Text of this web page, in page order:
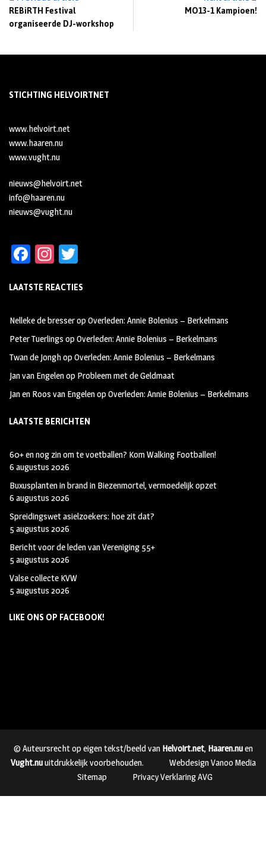
REBiRTH Festival
organiseerde DJ-workshop
MO13-1 Kampioen!
STICHTING HELVOIRTNET
www.helvoirt.net
www.haaren.nu
www.vught.nu
nieuws@helvoirt.net
info@haaren.nu
nieuws@vught.nu
Fa
b
oo
k
In
ag
m
tt
LAATSTE REACTIES
Nelleke de bresseropOverleden: Annie Bolenius – Berkelmans
Peter Tuerlings opOverleden: Annie Bolenius – Berkelmans
Twan de JonghopOverleden: Annie Bolenius – Berkelmans
Jan van Engelenop Probleem met de Geldmaat
Jan en Roos van EngelenopOverleden: Annie Bolenius – Berkelmans
LAATSTE BERICHTEN
60+ en nog zin om te voetballen? Kom Walking Footballen!
6 augustus 2026
Buxusplanten in brand in Biezenmortel, vermoedelijk opzet
6 augustus 2026
Spreidingswet asielzoekers: hoe zit dat?
5 augustus 2026
Bericht voor de leden van Vereniging 55+
5 augustus 2026
Valse collecte KVW
5 augustus 2026
LIKE ONS OP FACEBOOK!
© Auteursrecht op eigen tekst/beeld van Helvoirt.net, Haaren.nuen
Vught.nuuitdrukkelijk voorbehouden.
Webdesign Vanoo Media
Sitemap
Privacy Verklaring AVG